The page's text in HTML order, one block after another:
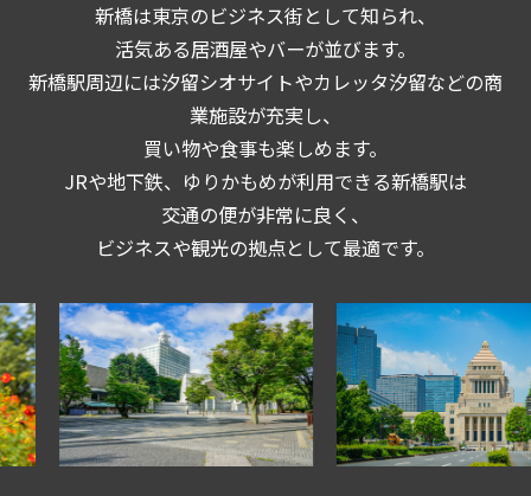
新橋は東京のビジネス街として知られ、
活気ある居酒屋やバーが並びます。
新橋駅周辺には汐留シオサイトやカレッタ汐留などの商
業施設が充実し、
買い物や食事も楽しめます。
JRや地下鉄、 ゆりかもめが利用できる新橋駅は
交通の便が非常に良く、
ビジネスや観光の拠点として最適です。